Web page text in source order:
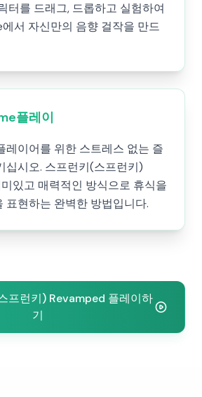
터를 드래그, 드롭하고 실험하여
서 자신만의 음향 걸작을 만드
플레이
레이어를 위한 스트레스 없는 즐
십시오. 스프런키(스프런키)
있고 매력적인 방식으로 휴식을
표현하는 완벽한 방법입니다.
프런키) Revamped 플레이하
기